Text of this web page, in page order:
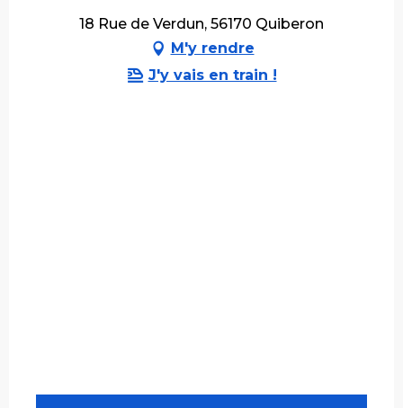
18 Rue de Verdun, 56170 Quiberon
M'y rendre
J'y vais en train !